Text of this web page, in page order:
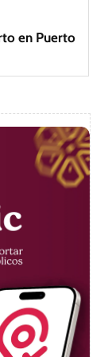
en Puerto